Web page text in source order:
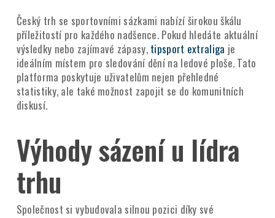
Český trh se sportovními sázkami nabízí širokou škálu
příležitostí pro každého nadšence. Pokud hledáte aktuální
výsledky nebo zajímavé zápasy, tipsport extraliga je
ideálním místem pro sledování dění na ledové ploše. Tato
platforma poskytuje uživatelům nejen přehledné
statistiky, ale také možnost zapojit se do komunitních
diskusí.
Výhody sázení u lídra
trhu
Společnost si vybudovala silnou pozici díky své